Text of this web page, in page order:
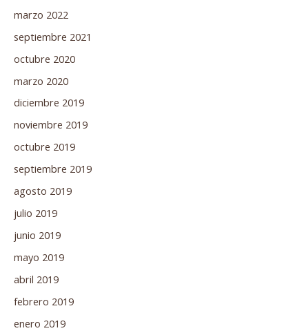
marzo 2022
septiembre 2021
octubre 2020
marzo 2020
diciembre 2019
noviembre 2019
octubre 2019
septiembre 2019
agosto 2019
julio 2019
junio 2019
mayo 2019
abril 2019
febrero 2019
enero 2019